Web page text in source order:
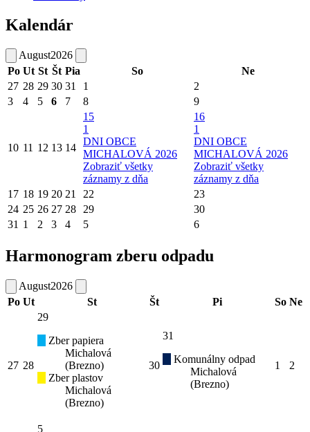
Kalendár
August2026
Po Ut St Št Pia So
Ne
27 28 29 30 31 1
2
3
4 5 6 7 8 9
10 11 12 13 14
15
1
DNI OBCE
MICHALOVÁ 2026
Zobraziť všetky
záznamy z dňa
16
1
DNI OBCE
MICHALOVÁ 2026
Zobraziť všetky
záznamy z dňa
17 18 19 20 21 22
23
24 25 26 27 28 29
30
31 1 2 3 4 5 6
Harmonogram zberu odpadu
August2026
Po Ut St Št Pi So Ne
27 28
29
Zber papiera
Michalová
(Brezno)
Zber plastov
Michalová
(Brezno)
30
31
Komunálny odpad
Michalová
(Brezno)
1 2
5